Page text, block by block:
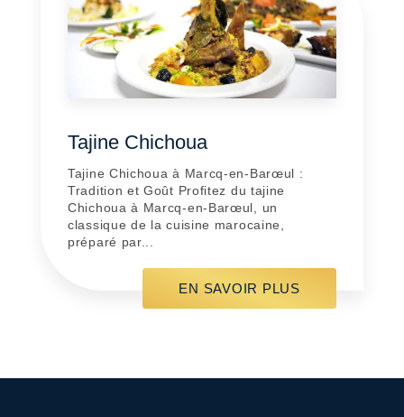
Tajine Chichoua
Tajine Chichoua à Marcq-en-Barœul :
Tradition et Goût Profitez du tajine
Chichoua à Marcq-en-Barœul, un
classique de la cuisine marocaine,
préparé par...
EN SAVOIR PLUS